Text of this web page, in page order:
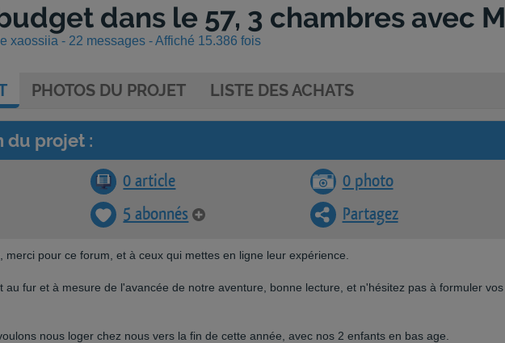
dans le 57, 3 chambres avec
xaossiia - 22 messages - Affiché 15.386 fois
PHOTOS DU PROJET LISTE DES ACHATS
du projet :
0 article
0 photo
5 abonnés Partagez
merci pour ce forum, et à ceux qui mettes en ligne leur expérience.
au fur et à mesure de l'avancée de notre aventure, bonne lecture, et n'hésitez pas à formuler vos
nous loger chez nous vers la fin de cette année, avec nos 2 enfants en bas age.